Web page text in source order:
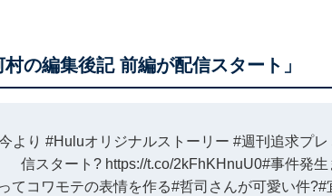
の編集後記 前編が配信スタート」
より #Huluオリジナルストーリー #週刊追求プレ
信スタート? https://t.co/2kFhKHnuU0#事件発生
てコワモテの表情を作る#哲司さんが可愛い件?#